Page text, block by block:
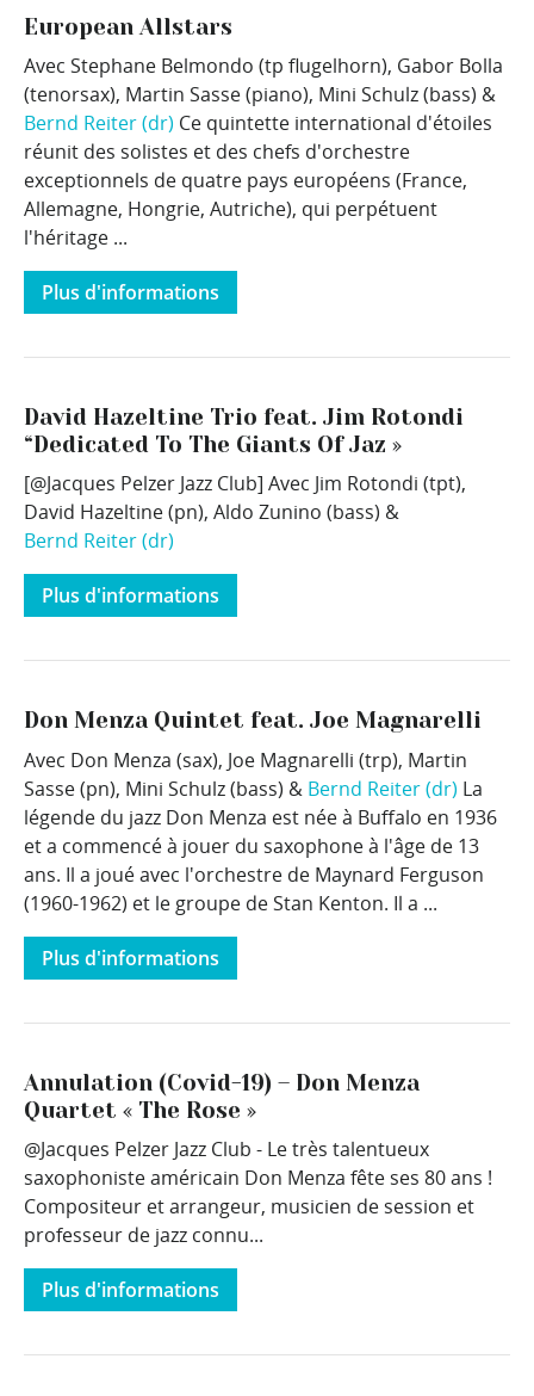
European Allstars
Avec Stephane Belmondo (tp flugelhorn), Gabor Bolla
(tenorsax), Martin Sasse (piano), Mini Schulz (bass) &
Bernd Reiter (dr) Ce quintette international d'étoiles
réunit des solistes et des chefs d'orchestre
exceptionnels de quatre pays européens (France,
Allemagne, Hongrie, Autriche), qui perpétuent
l'héritage ...
Plus d'informations
David Hazeltine Trio feat. Jim Rotondi
“Dedicated To The Giants Of Jaz »
[@Jacques Pelzer Jazz Club] Avec Jim Rotondi (tpt),
David Hazeltine (pn), Aldo Zunino (bass) &
Bernd Reiter (dr)
Plus d'informations
Don Menza Quintet feat. Joe Magnarelli
Avec Don Menza (sax), Joe Magnarelli (trp), Martin
Sasse (pn), Mini Schulz (bass) & Bernd Reiter (dr) La
légende du jazz Don Menza est née à Buffalo en 1936
et a commencé à jouer du saxophone à l'âge de 13
ans. Il a joué avec l'orchestre de Maynard Ferguson
(1960-1962) et le groupe de Stan Kenton. Il a ...
Plus d'informations
Annulation (Covid-19) – Don Menza
Quartet « The Rose »
@Jacques Pelzer Jazz Club - Le très talentueux
saxophoniste américain Don Menza fête ses 80 ans !
Compositeur et arrangeur, musicien de session et
professeur de jazz connu...
Plus d'informations